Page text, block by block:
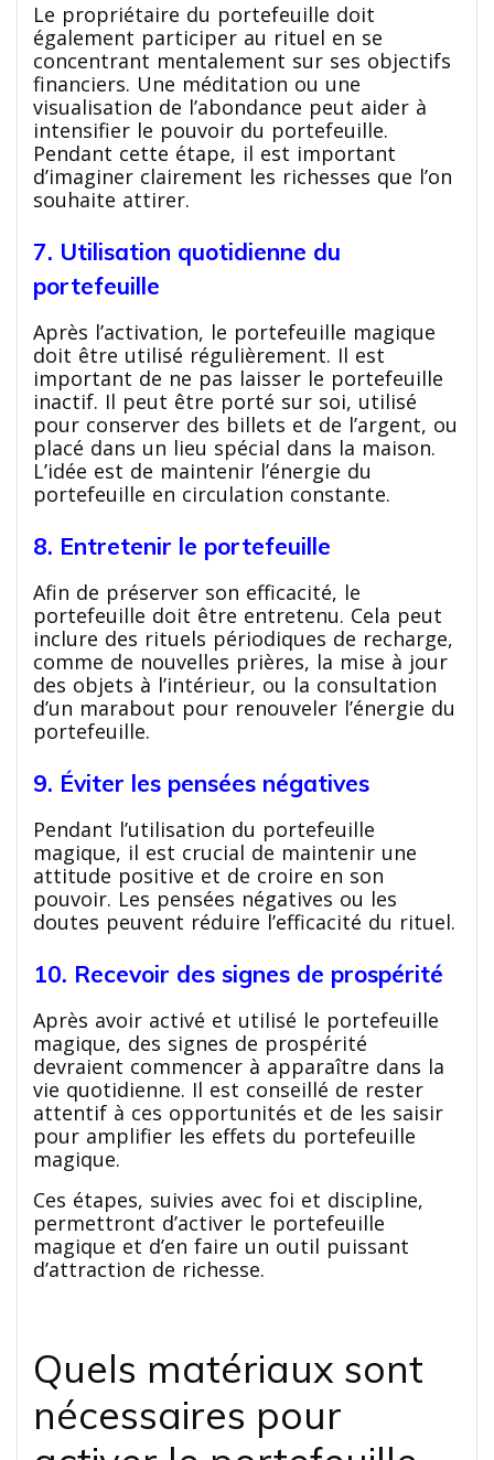
Le propriétaire du portefeuille doit
également participer au rituel en se
concentrant mentalement sur ses objectifs
financiers. Une méditation ou une
visualisation de l’abondance peut aider à
intensifier le pouvoir du portefeuille.
Pendant cette étape, il est important
d’imaginer clairement les richesses que l’on
souhaite attirer.
7. Utilisation quotidienne du
portefeuille
Après l’activation, le portefeuille magique
doit être utilisé régulièrement. Il est
important de ne pas laisser le portefeuille
inactif. Il peut être porté sur soi, utilisé
pour conserver des billets et de l’argent, ou
placé dans un lieu spécial dans la maison.
L’idée est de maintenir l’énergie du
portefeuille en circulation constante.
8. Entretenir le portefeuille
Afin de préserver son efficacité, le
portefeuille doit être entretenu. Cela peut
inclure des rituels périodiques de recharge,
comme de nouvelles prières, la mise à jour
des objets à l’intérieur, ou la consultation
d’un marabout pour renouveler l’énergie du
portefeuille.
9. Éviter les pensées négatives
Pendant l’utilisation du portefeuille
magique, il est crucial de maintenir une
attitude positive et de croire en son
pouvoir. Les pensées négatives ou les
doutes peuvent réduire l’efficacité du rituel.
10. Recevoir des signes de prospérité
Après avoir activé et utilisé le portefeuille
magique, des signes de prospérité
devraient commencer à apparaître dans la
vie quotidienne. Il est conseillé de rester
attentif à ces opportunités et de les saisir
pour amplifier les effets du portefeuille
magique.
Ces étapes, suivies avec foi et discipline,
permettront d’activer le portefeuille
magique et d’en faire un outil puissant
d’attraction de richesse.
Quels matériaux sont
nécessaires pour